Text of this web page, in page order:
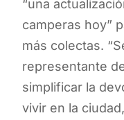
“una
camperas hoy”
más colectas.
representante
simplificar la
vivir en la